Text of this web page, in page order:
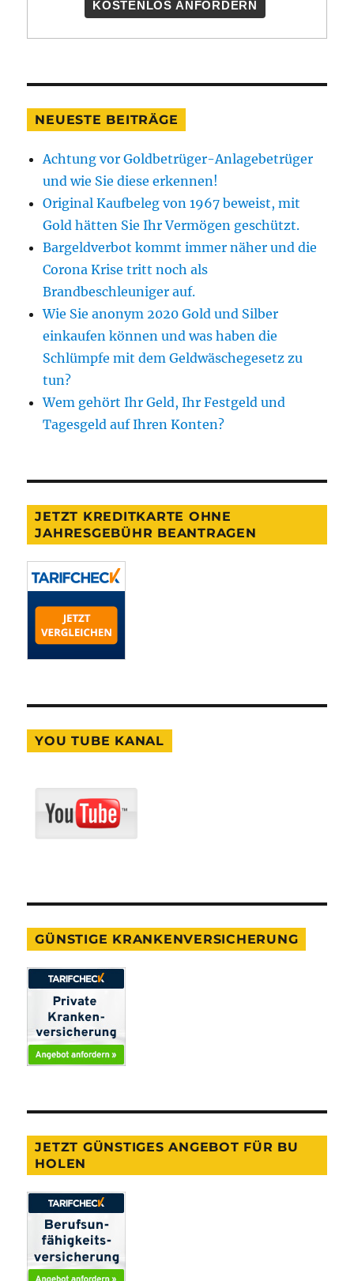
KOSTENLOS ANFORDERN
NEUESTE BEITRÄGE
Achtung vor Goldbetrüger-Anlagebetrüger
und wie Sie diese erkennen!
Original Kaufbeleg von 1967 beweist, mit
Gold hätten Sie Ihr Vermögen geschützt.
Bargeldverbot kommt immer näher und die
Corona Krise tritt noch als
Brandbeschleuniger auf.
Wie Sie anonym 2020 Gold und Silber
einkaufen können und was haben die
Schlümpfe mit dem Geldwäschegesetz zu
tun?
Wem gehört Ihr Geld, Ihr Festgeld und
Tagesgeld auf Ihren Konten?
JETZT KREDITKARTE OHNE
JAHRESGEBÜHR BEANTRAGEN
YOU TUBE KANAL
GÜNSTIGE KRANKENVERSICHERUNG
JETZT GÜNSTIGES ANGEBOT FÜR BU
HOLEN